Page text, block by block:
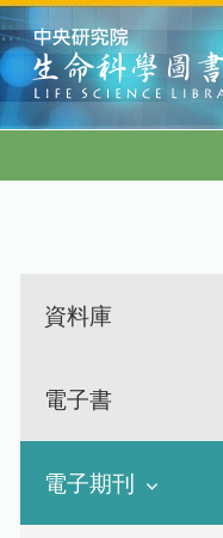
:::
資料庫
電子書
電子期刊